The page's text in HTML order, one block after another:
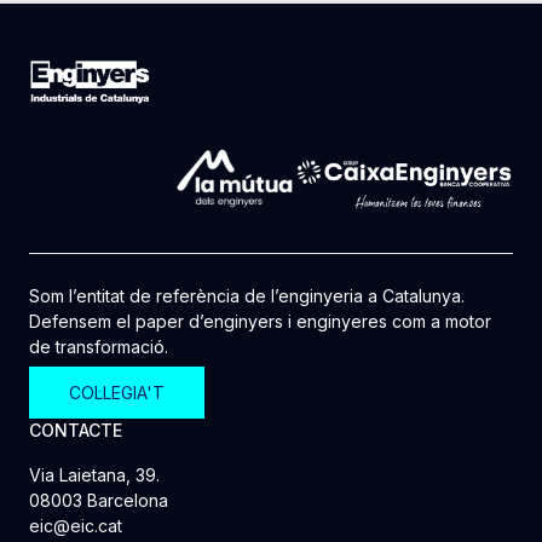
Som l’entitat de referència de l’enginyeria a Catalunya.
Defensem el paper d’enginyers i enginyeres com a motor
de transformació.
COL·LEGIA'T
CONTACTE
Via Laietana, 39.
08003 Barcelona
eic@eic.cat